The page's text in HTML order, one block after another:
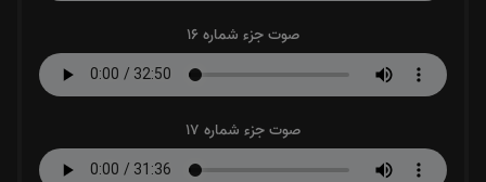
صوت جزء شماره 16
صوت جزء شماره 17